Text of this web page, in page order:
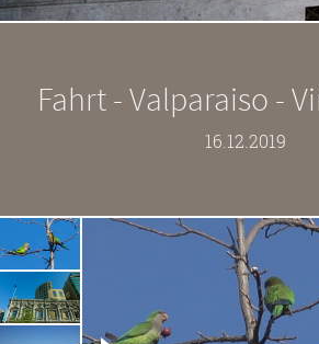
Fahrt - Valparaiso -
16.12.2019